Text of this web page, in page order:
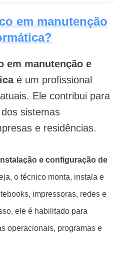
em manutenção
em manutenção e
é um profissional
Ele contribui para
sistemas
e residências.
e configuração de
o técnico monta, instala e
impressoras, redes e
ele é habilitado para
operacionais, programas e